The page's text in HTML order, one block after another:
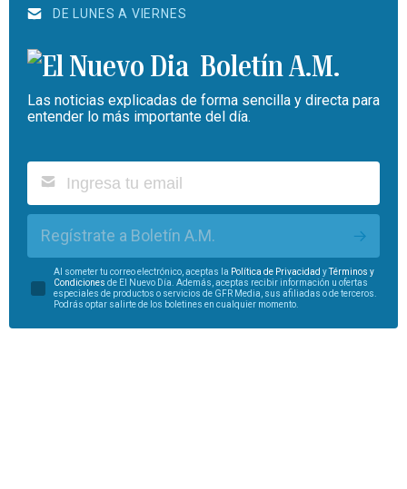
DE LUNES A VIERNES
Boletín A.M.
Las noticias explicadas de forma sencilla y directa para
entender lo más importante del día.
Regístrate a Boletín A.M.
Al someter tu correo electrónico, aceptas la Política de Privacidad yTérminos y
Condiciones de El Nuevo Día. Además, aceptas recibir información u ofertas
especiales de productos o servicios de GFR Media, sus afiliadas o de terceros.
Podrás optar salirte de los boletines en cualquier momento.